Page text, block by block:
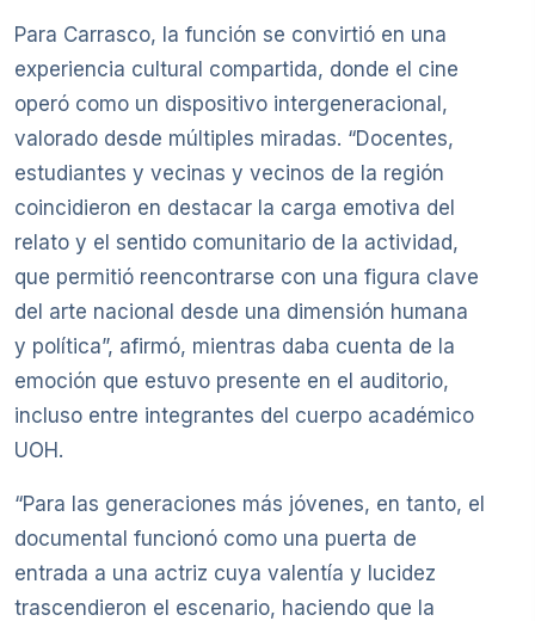
Para Carrasco, la función se convirtió en una
experiencia cultural compartida, donde el cine
operó como un dispositivo intergeneracional,
valorado desde múltiples miradas. “Docentes,
estudiantes y vecinas y vecinos de la región
coincidieron en destacar la carga emotiva del
relato y el sentido comunitario de la actividad,
que permitió reencontrarse con una figura clave
del arte nacional desde una dimensión humana
y política”, afirmó, mientras daba cuenta de la
emoción que estuvo presente en el auditorio,
incluso entre integrantes del cuerpo académico
UOH.
“Para las generaciones más jóvenes, en tanto, el
documental funcionó como una puerta de
entrada a una actriz cuya valentía y lucidez
trascendieron el escenario, haciendo que la